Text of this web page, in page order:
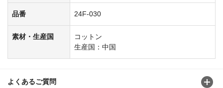
品番 24F-030
素材・生産国
コットン
生産国：中国
よくあるご質問